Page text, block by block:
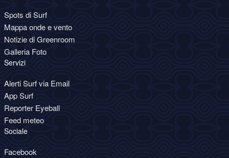
Spots di Surf
Mappa onde e vento
Notizie di Greenroom
Galleria Foto
Servizi
Alerti Surf via Email
App Surf
Reporter Eyeball
Feed meteo
Sociale
Facebook